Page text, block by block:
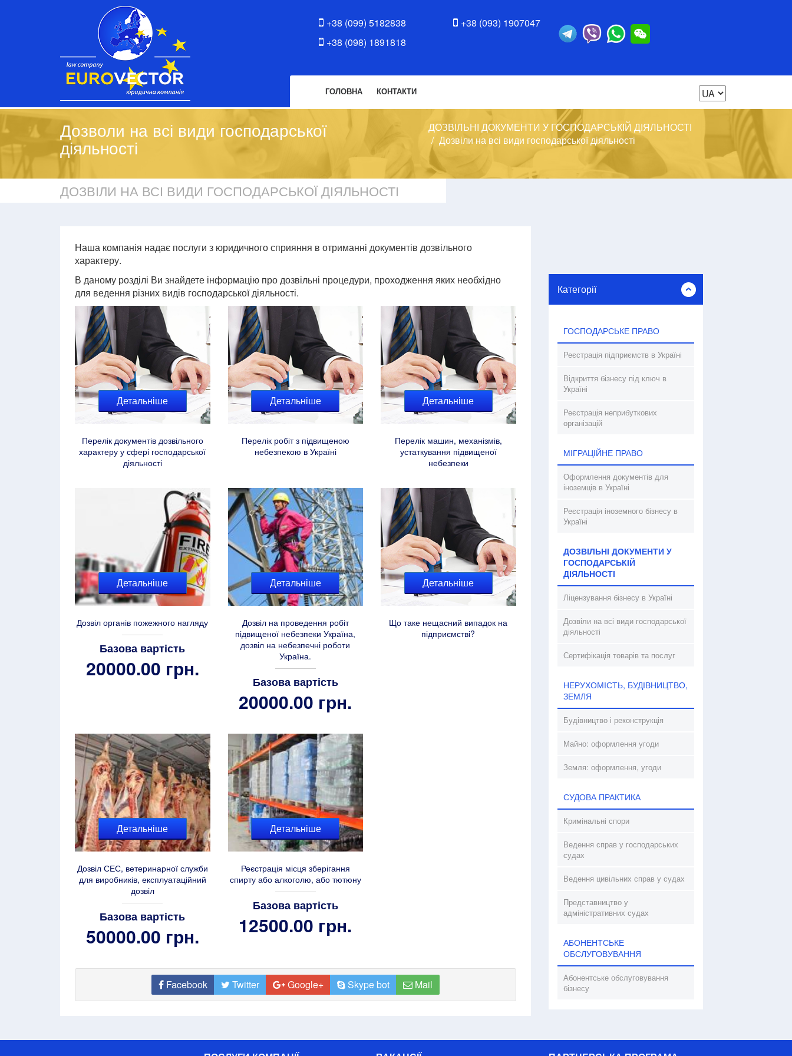
+38 (099) 5182838
+38 (098) 1891818
+38 (093) 1907047
ГОЛОВНА КОНТАКТИ
Дозволи на всі види господарської
діяльності
ДОЗВІЛЬНІ ДОКУМЕНТИ У ГОСПОДАРСЬКІЙ ДІЯЛЬНОСТІ
Дозвіли на всі види господарської діяльності
ДОЗВІЛИ НА ВСІ ВИДИ ГОСПОДАРСЬКОЇ ДІЯЛЬНОСТІ
Наша компанія надає послуги з юридичного сприяння в отриманні документів дозвільного
характеру.
В даному розділі Ви знайдете інформацію про дозвільні процедури, проходження яких необхідно
для ведення різних видів господарської діяльності.
Детальніше
Перелік документів дозвільного
характеру у сфері господарської
діяльності
Детальніше
Перелік робіт з підвищеною
небезпекою в Україні
Детальніше
Перелік машин, механізмів,
устаткування підвищеної
небезпеки
Детальніше
Дозвіл органів пожежного нагляду
Базова вартість
20000.00 грн.
Детальніше
Дозвіл на проведення робіт
підвищеної небезпеки Україна,
дозвіл на небезпечні роботи
Україна.
Базова вартість
20000.00 грн.
Детальніше
Що таке нещасний випадок на
підприємстві?
Детальніше
Дозвіл СЕС, ветеринарної служби
для виробників, експлуатаційний
дозвіл
Базова вартість
50000.00 грн.
Детальніше
Реєстрація місця зберігання
спирту або алкоголю, або тютюну
Базова вартість
12500.00 грн.
Facebook Twitter Google+ Skype bot Mail
Категорії
ГОСПОДАРСЬКЕ ПРАВО
Реєстрація підприємств в Україні
Відкриття бізнесу під ключ в
Україні
Реєстрація неприбуткових
організацій
МІГРАЦІЙНЕ ПРАВО
Оформлення документів для
іноземців в Україні
Реєстрація іноземного бізнесу в
Україні
ДОЗВІЛЬНІ ДОКУМЕНТИ У
ГОСПОДАРСЬКІЙ
ДІЯЛЬНОСТІ
Ліцензування бізнесу в Україні
Дозвіли на всі види господарської
діяльності
Сертифікація товарів та послуг
НЕРУХОМІСТЬ, БУДІВНИЦТВО,
ЗЕМЛЯ
Будівництво і реконструкція
Майно: оформлення угоди
Земля: оформлення, угоди
СУДОВА ПРАКТИКА
Кримінальні спори
Ведення справ у господарських
судах
Ведення цивільних справ у судах
Представництво у
адміністративних судах
АБОНЕНТСЬКЕ
ОБСЛУГОВУВАННЯ
Абонентське обслуговування
бізнесу